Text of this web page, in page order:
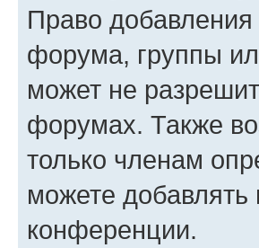
Право
форума, группы
может не
форумах. Также
только членам
можете
конференции.